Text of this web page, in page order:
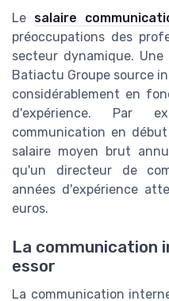
Le salaire
préoccupations des
secteur dynamique.
Batiactu Groupe source
considérablement en
d'expérience. Par
communication en
salaire moyen brut
qu'un directeur de
années d'expérience
euros.
La communication
essor
La communication